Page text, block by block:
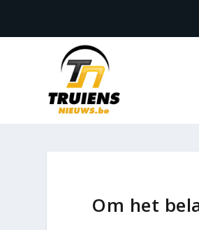
Om het